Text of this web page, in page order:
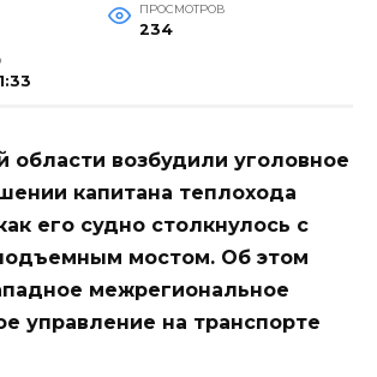
ПРОСМОТРОВ
234
области возбудили уголовное
капитана теплохода
его судно столкнулось с
мостом. Об этом
межрегиональное
управление на транспорте